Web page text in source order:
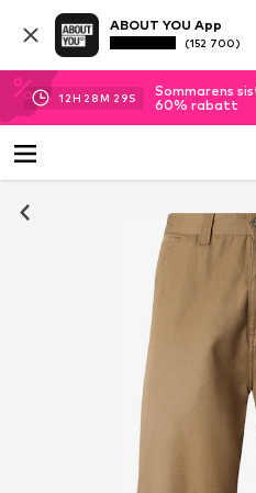
ABOUT YOU App
(152 700)
12H 28M 28S
Sommarens
60% rabatt